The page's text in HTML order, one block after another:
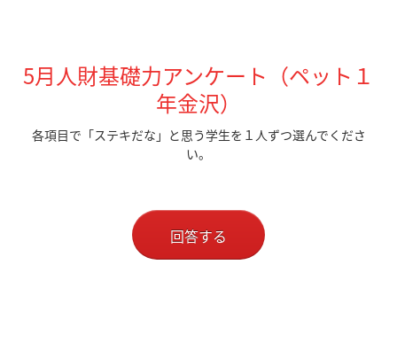
5月人財基礎力アンケート（ペット１
年金沢）
各項目で「ステキだな」と思う学生を１人ずつ選んでくださ
い。
回答する